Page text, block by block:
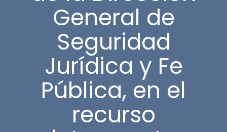
General de
Seguridad
Jurídica y Fe
Pública, en el
recurso